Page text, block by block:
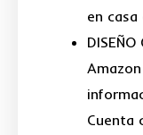
en casa
DISEÑO
Cuenta